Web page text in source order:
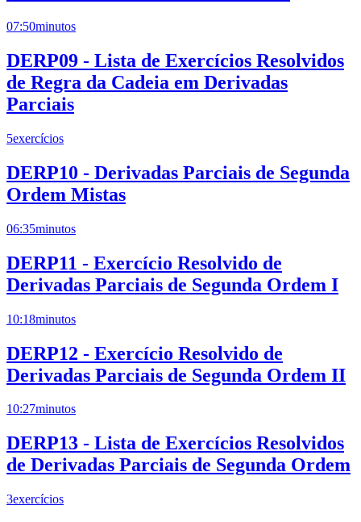
07:50minutos
DERP09 - Lista de Exercícios Resolvidos
de Regra da Cadeia em Derivadas
Parciais
5exercícios
DERP10 - Derivadas Parciais de Segunda
Ordem Mistas
06:35minutos
DERP11 - Exercício Resolvido de
Derivadas Parciais de Segunda Ordem I
10:18minutos
DERP12 - Exercício Resolvido de
Derivadas Parciais de Segunda Ordem II
10:27minutos
DERP13 - Lista de Exercícios Resolvidos
de Derivadas Parciais de Segunda Ordem
3exercícios